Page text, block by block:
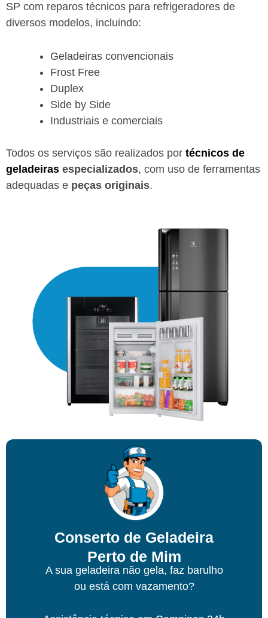
SP com reparos técnicos para refrigeradores de
diversos modelos, incluindo:
Geladeiras convencionais
Frost Free
Duplex
Side by Side
Industriais e comerciais
Todos os serviços são realizados por técnicos de
geladeiras especializados, com uso de ferramentas
adequadas e peças originais.
Conserto de Geladeira
Perto de Mim
A sua geladeira não gela, faz barulho
ou está com vazamento?